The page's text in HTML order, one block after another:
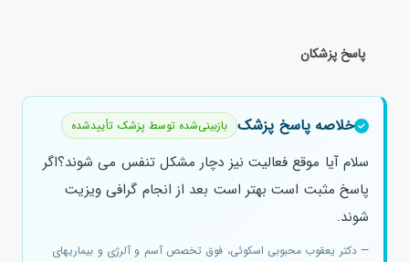
پاسخ پزشکان
خلاصه پاسخ پزشک بازبینی‌شده توسط پزشک تأییدشده
سلام آیا موقع فعالیت نیز دچار مشکل تنفس می شوند؟اگر
پاسخ مثبت است بهتر است بعد از انجام گرافی ویزیت
شوند.
— دکتر یعقوب محبوبی اسکوئی، فوق تخصص آسم و آلرژی و بیماریهای